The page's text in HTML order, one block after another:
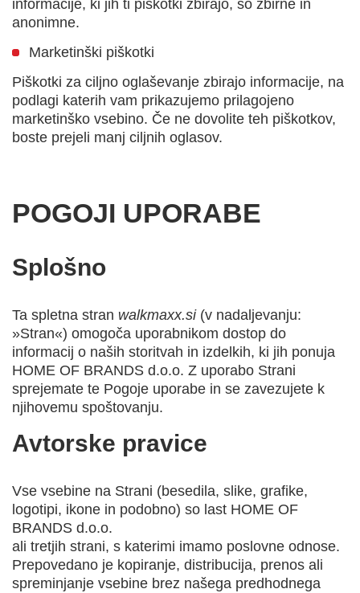
informacije, ki jih ti piškotki zbirajo, so zbirne in
anonimne.
Marketinški piškotki
Piškotki za ciljno oglaševanje zbirajo informacije, na
podlagi katerih vam prikazujemo prilagojeno
marketinško vsebino. Če ne dovolite teh piškotkov,
boste prejeli manj ciljnih oglasov.
POGOJI UPORABE
Splošno
Ta spletna stran walkmaxx.si(v nadaljevanju:
»Stran«) omogoča uporabnikom dostop do
informacij o naših storitvah in izdelkih, ki jih ponuja
HOME OF BRANDS d.o.o. Z uporabo Strani
sprejemate te Pogoje uporabe in se zavezujete k
njihovemu spoštovanju.
Avtorske pravice
Vse vsebine na Strani (besedila, slike, grafike,
logotipi, ikone in podobno) so last HOME OF
BRANDS d.o.o.
ali tretjih strani, s katerimi imamo poslovne odnose.
Prepovedano je kopiranje, distribucija, prenos ali
spreminjanje vsebine brez našega predhodnega